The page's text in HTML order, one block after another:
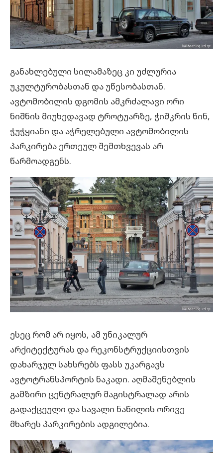
განახლებული სილამაზეც კი უძლურია
უკულტურობასთან და უწესობასთან.
ავტომობილის დგომის ამკრძალავი ორი
ნიშნის მიუხედავად ტროტუარზე, ჭიშკრის წინ,
ჭუჭყიანი და აჭრელებული ავტომობილის
პარკირება ერთეულ შემთხვევას არ
წარმოადგენს.
ესეც რომ არ იყოს, ამ უნიკალურ
არქიტექტურას და რეკონსტრუქციისთვის
დახარჯულ სახსრებს ფასს უკარგავს
ავტოტრანსპორტის ნაკადი. აღმაშენებლის
გამზირი ცენტრალურ მაგისტრალად არის
გადაქცეული და სავალი ნაწილის ორივე
მხარეს პარკირების ადგილებია.